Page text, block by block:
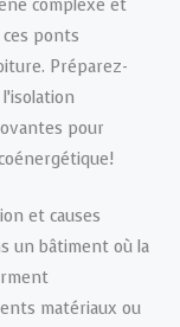
complexe et
ponts
Préparez-
pour
et causes
un bâtiment où la
matériaux ou